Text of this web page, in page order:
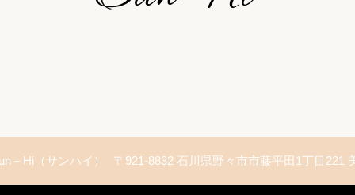
－Hi（サンハイ） 〒921-8832 石川県野々市市藤平田1丁目221